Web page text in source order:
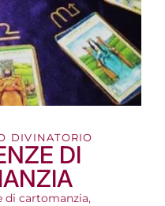
DIVINATORIO
DI
di cartomanzia,